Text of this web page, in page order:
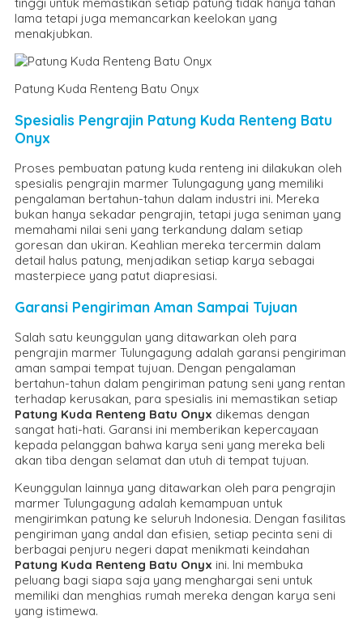
lama tetapi juga memancarkan keelokan yang
menakjubkan.
Patung Kuda Renteng Batu Onyx
Spesialis Pengrajin Patung Kuda Renteng Batu
Onyx
Proses pembuatan patung kuda renteng ini dilakukan oleh
spesialis pengrajin marmer Tulungagung yang memiliki
pengalaman bertahun-tahun dalam industri ini. Mereka
bukan hanya sekadar pengrajin, tetapi juga seniman yang
memahami nilai seni yang terkandung dalam setiap
goresan dan ukiran. Keahlian mereka tercermin dalam
detail halus patung, menjadikan setiap karya sebagai
masterpiece yang patut diapresiasi.
Garansi Pengiriman Aman Sampai Tujuan
Salah satu keunggulan yang ditawarkan oleh para
pengrajin marmer Tulungagung adalah garansi pengiriman
aman sampai tempat tujuan. Dengan pengalaman
bertahun-tahun dalam pengiriman patung seni yang rentan
terhadap kerusakan, para spesialis ini memastikan setiap
Patung Kuda Renteng Batu Onyx dikemas dengan
sangat hati-hati. Garansi ini memberikan kepercayaan
kepada pelanggan bahwa karya seni yang mereka beli
akan tiba dengan selamat dan utuh di tempat tujuan.
Keunggulan lainnya yang ditawarkan oleh para pengrajin
marmer Tulungagung adalah kemampuan untuk
mengirimkan patung ke seluruh Indonesia. Dengan fasilitas
pengiriman yang andal dan efisien, setiap pecinta seni di
berbagai penjuru negeri dapat menikmati keindahan
Patung Kuda Renteng Batu Onyx ini. Ini membuka
peluang bagi siapa saja yang menghargai seni untuk
memiliki dan menghias rumah mereka dengan karya seni
yang istimewa.